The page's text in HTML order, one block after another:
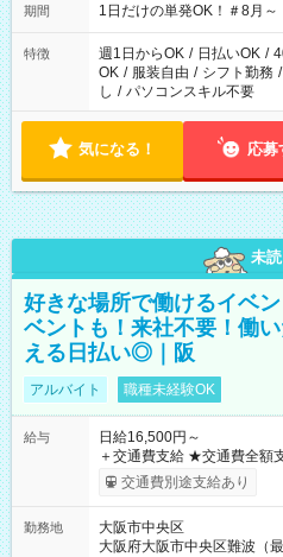
期間 1日だけの単発OK！＃8月
特徴 週1日からOK / 日払いOK /
OK / 服装自由 / シフト勤務 /
し / パソコンスキル不要
気になる！ 応募
未読
好きな場所で働けるイベ
ベントも！来社不要！働
える日払い◎｜阪
アルバイト 職種未経験OK
給与
日給16,500円～
＋交通費支給 ★交通費全額支給！ ★日払いOK！（規定あり） ┗
働いたその日に現金GET♪
交通費別途支給あり
勤務地
大阪市中央区
大阪府大阪市中央区難波（